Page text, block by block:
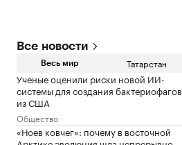
Все новости
Весь мир Татарстан
Ученые оценили риски новой ИИ-
системы для создания бактериофагов
из США
Общество
«Ноев ковчег»: почему в восточной